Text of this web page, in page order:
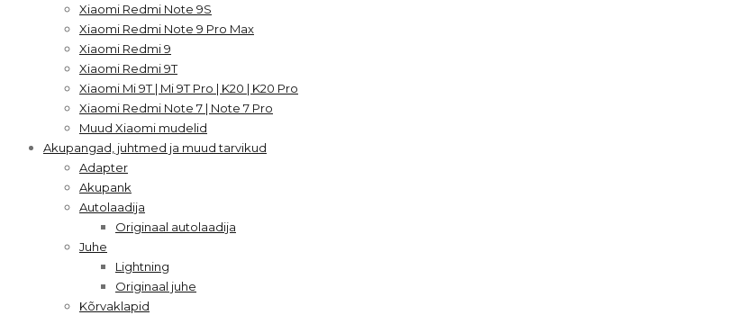
Xiaomi Redmi Note 9S
Xiaomi Redmi Note 9 Pro Max
Xiaomi Redmi 9
Xiaomi Redmi 9T
Xiaomi Mi 9T | Mi 9T Pro | K20 | K20 Pro
Xiaomi Redmi Note 7 | Note 7 Pro
Muud Xiaomi mudelid
Akupangad, juhtmed ja muud tarvikud
Adapter
Akupank
Autolaadija
Originaal autolaadija
Juhe
Lightning
Originaal juhe
Kõrvaklapid